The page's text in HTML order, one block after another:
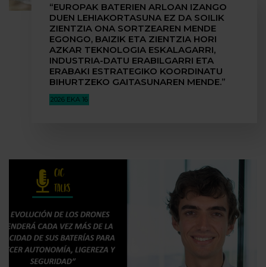
“EUROPAK BATERIEN ARLOAN IZANGO
DUEN LEHIAKORTASUNA EZ DA SOILIK
ZIENTZIA ONA SORTZEAREN MENDE
EGONGO, BAIZIK ETA ZIENTZIA HORI
AZKAR TEKNOLOGIA ESKALAGARRI,
INDUSTRIA-DATU ERABILGARRI ETA
ERABAKI ESTRATEGIKO KOORDINATU
BIHURTZEKO GAITASUNAREN MENDE.”
2026 EKA 16